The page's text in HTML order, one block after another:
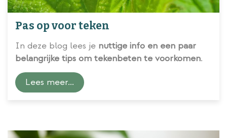
Pas op voor teken
In deze blog lees je nuttige info en een paar
belangrijke tips om tekenbeten te voorkomen.
Lees meer...